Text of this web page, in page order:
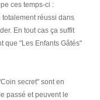
ces temps-ci :
réussi dans
En tout cas ça suffit
que "Les Enfants Gâtés"
secret" sont en
passé et peuvent le